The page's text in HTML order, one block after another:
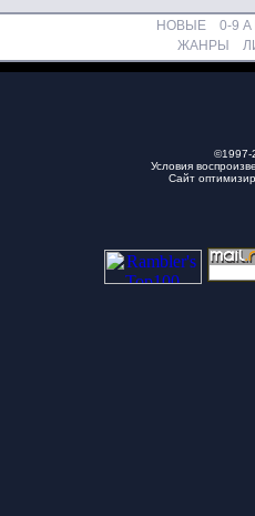
НОВЫЕ 0-9 A
ЖАНРЫ
Условия
Сайт